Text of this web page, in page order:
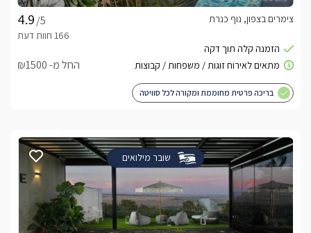
/5
צימרים בצפון, נוף כנרת
החל מ- ₪1500
בריכה פרטית מחוממת ומקורה לכל סוויטה
שובר מילואים